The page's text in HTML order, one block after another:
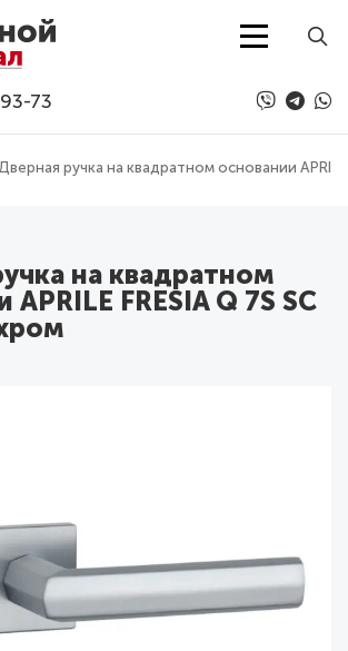
содержанию
73
ручка на квадратном основании
на квадратном
FRESIA Q 7S SC